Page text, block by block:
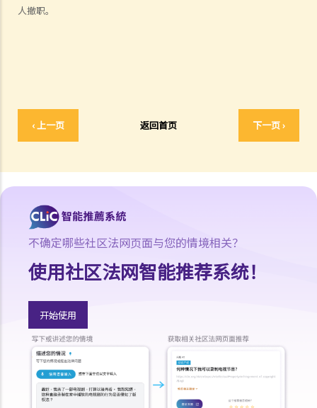
人撤职。
‹ 上一页 返回首页 下一页 ›
5. 抗辩书
11. 审讯前的复核
就人身伤害提出申索，是否存在时限？
涉及非致命意外的申索
若我因人身伤害提出申索，可否申请法律援助？
法律援助
香港律师会大埔火灾紧急免费法律咨询热线
逝者家属
我的家人在意外中身亡。我可否代表死者展开人身伤亡诉讼？在控告犯
错的一方之前，我需要依循甚么程序？
损害赔偿陈述书
涉及致命意外的申索
不确定哪些社区法网页面与您的情境相关？
使用社区法网智能推荐系统！
开始使用